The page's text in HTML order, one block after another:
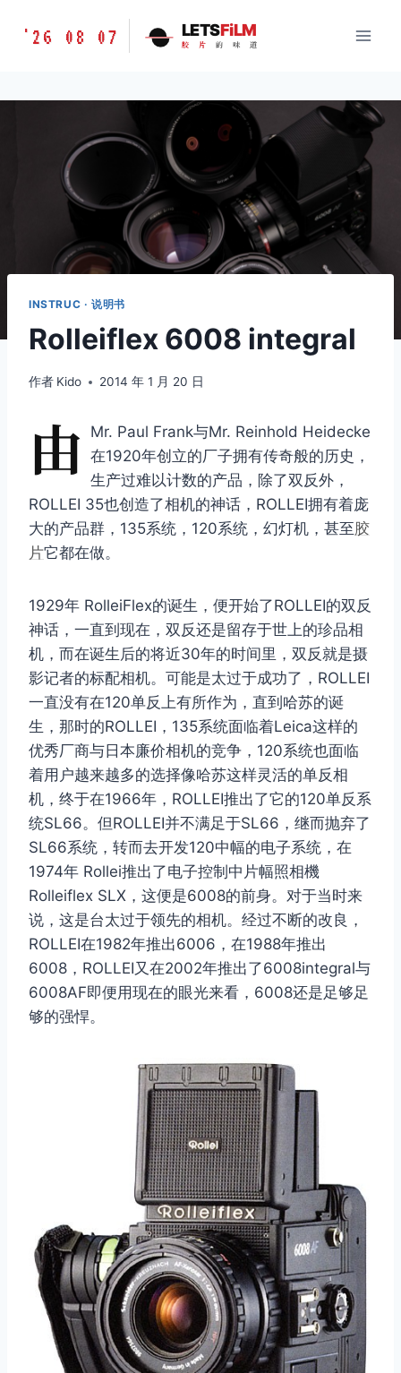
胶
味
LETSFILM
'26 08 07 LETSFiLM
胶 片 的 味 道
INSTRUC · 说明书
Rolleiflex 6008 integral
作者 Kido 2014 年 1 月 20 日
由
Mr. Paul Frank与Mr. Reinhold Heidecke
在1920年创立的厂子拥有传奇般的历史，
生产过难以计数的产品，除了双反外，
ROLLEI 35也创造了相机的神话，ROLLEI拥有着庞
大的产品群，135系统，120系统，幻灯机，甚至胶
片它都在做。
1929年 RolleiFlex的诞生，便开始了ROLLEI的双反
神话，一直到现在，双反还是留存于世上的珍品相
机，而在诞生后的将近30年的时间里，双反就是摄
影记者的标配相机。可能是太过于成功了，ROLLEI
一直没有在120单反上有所作为，直到哈苏的诞
生，那时的ROLLEI，135系统面临着Leica这样的
优秀厂商与日本廉价相机的竞争，120系统也面临
着用户越来越多的选择像哈苏这样灵活的单反相
机，终于在1966年，ROLLEI推出了它的120单反系
统SL66。但ROLLEI并不满足于SL66，继而抛弃了
SL66系统，转而去开发120中幅的电子系统，在
1974年 Rollei推出了电子控制中片幅照相機
Rolleiflex SLX，这便是6008的前身。对于当时来
说，这是台太过于领先的相机。经过不断的改良，
ROLLEI在1982年推出6006，在1988年推出
6008，ROLLEI又在2002年推出了6008integral与
6008AF即便用现在的眼光来看，6008还是足够足
够的强悍。